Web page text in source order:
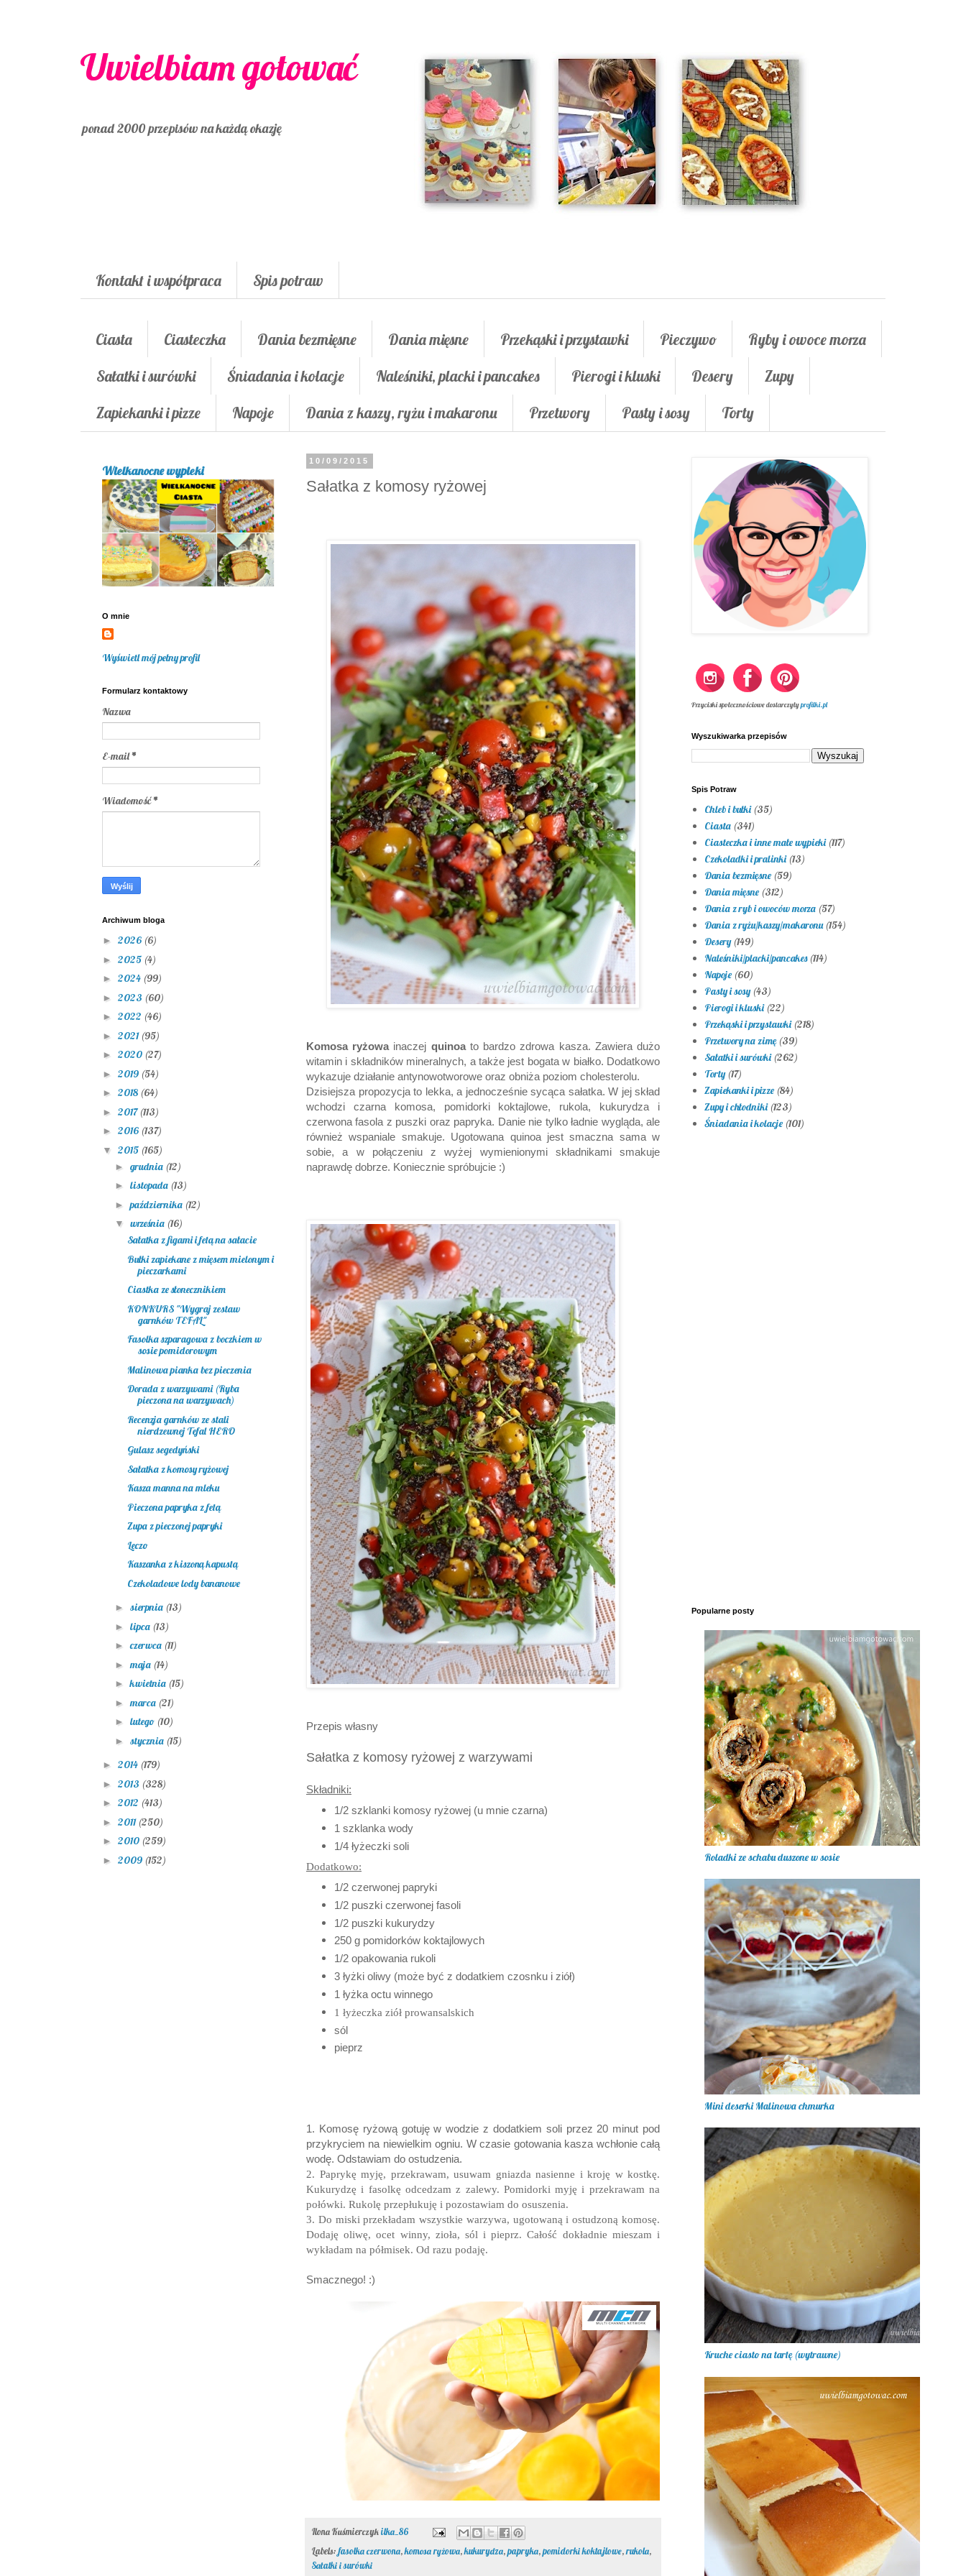
Uwielbiam gotować
ponad 2000 przepisów na każdą okazję
Kontakt i współpraca Spis potraw
Ciasta Ciasteczka Dania bezmięsne Dania mięsne Przekąski i przystawki Pieczywo
Ryby i owoce morza
Sałatki i surówki
Śniadania i kolacje Naleśniki, placki i pancakes Pierogi i kluski Desery
Zupy
Zapiekanki i pizze
Napoje Dania z kaszy, ryżu i makaronu Przetwory Pasty i sosy Torty
10/09/2015
Sałatka z komosy ryżowej
Komosa ryżowa inaczej quinoato bardzo zdrowa kasza. Zawiera dużo
witamin i składników mineralnych, a także jest bogata w białko. Dodatkowo
wykazuje działanie antynowotworowe oraz obniża poziom cholesterolu.
Dzisiejsza propozycja to lekka, a jednocześnie sycąca sałatka. W jej skład
wchodzi czarna komosa, pomidorki koktajlowe, rukola, kukurydza i
czerwona fasola z puszki oraz papryka. Danie nie tylko ładnie wygląda, ale
również wspaniale smakuje. Ugotowana quinoa jest smaczna sama w
sobie, a w połączeniu z wyżej wymienionymi składnikami smakuje
naprawdę dobrze. Koniecznie spróbujcie :)
Przepis własny
Sałatka z komosy ryżowej z warzywami
Składniki:
1/2 szklanki komosy ryżowej (u mnie czarna)
1 szklanka wody
1/4 łyżeczki soli
Dodatkowo:
1/2 czerwonej papryki
1/2 puszki czerwonej fasoli
1/2 puszki kukurydzy
250 g pomidorków koktajlowych
1/2 opakowania rukoli
3 łyżki oliwy (może być z dodatkiem czosnku i ziół)
1 łyżka octu winnego
1 łyżeczka ziół prowansalskich
sól
pieprz
1. Komosę ryżową gotuję w wodzie z dodatkiem soli przez 20 minut pod
przykryciem na niewielkim ogniu. W czasie gotowania kasza wchłonie całą
wodę. Odstawiam do ostudzenia.
2. Paprykę myję, przekrawam, usuwam gniazda nasienne i kroję w kostkę.
Kukurydzę i fasolkę odcedzam z zalewy. Pomidorki myję i przekrawam na
połówki. Rukolę przepłukuję i pozostawiam do osuszenia.
3. Do miski przekładam wszystkie warzywa, ugotowaną i ostudzoną komosę.
Dodaję oliwę, ocet winny, zioła, sól i pieprz. Całość dokładnie mieszam i
wykładam na półmisek. Od razu podaję.
Smacznego! :)
Ilona Kuśmierczykilka_86
Labels:fasolka czerwona,komosa ryżowa,kukurydza,papryka,pomidorki koktajlowe,rukola,
Sałatki i surówki
Wielkanocne wypieki
O mnie
Wyświetl mój pełny profil
Formularz kontaktowy
Nazwa
E-mail*
Wiadomość*
Archiwum bloga
► 2026 (6)
► 2025 (4)
► 2024 (99)
► 2023 (60)
► 2022 (46)
► 2021 (95)
► 2020 (27)
► 2019 (54)
► 2018 (64)
► 2017(113)
► 2016 (137)
▼ 2015 (165)
► grudnia (12)
► listopada (13)
►października (12)
▼ września (16)
Sałatka z figami i fetą na sałacie
Bułki zapiekane z mięsem mielonym i
pieczarkami
Ciastka ze słonecznikiem
KONKURS "Wygraj zestaw
garnków TEFAL"
Fasolka szparagowa z boczkiem w
sosie pomidorowym
Malinowa pianka bez pieczenia
Dorada z warzywami (Ryba
pieczona na warzywach)
Recenzja garnków ze stali
nierdzewnej Tefal HERO
Gulasz segedyński
Sałatka z komosy ryżowej
Kasza manna na mleku
Pieczona papryka z fetą
Zupa z pieczonej papryki
Leczo
Kaszanka z kiszoną kapustą
Czekoladowe lody bananowe
► sierpnia (13)
► lipca (13)
►czerwca (11)
► maja (14)
►kwietnia (15)
► marca (21)
► lutego (10)
► stycznia (15)
► 2014 (179)
► 2013 (328)
► 2012 (413)
► 2011 (250)
► 2010 (259)
► 2009 (152)
Przyciski społecznościowe dostarczyłyprofilki.pl
Wyszukiwarka przepisów
Spis Potraw
Chleb i bułki (35)
Ciasta (341)
Ciasteczka i inne małe wypieki (117)
Czekoladki i pralinki (13)
Dania bezmięsne (59)
Dania mięsne (312)
Dania z ryb i owoców morza (57)
Dania z ryżu/kaszy/makaronu (154)
Desery (149)
Naleśniki/placki/pancakes (114)
Napoje (60)
Pasty i sosy (43)
Pierogi i kluski (22)
Przekąski i przystawki (218)
Przetwory na zimę (39)
Sałatki i surówki (262)
Torty (17)
Zapiekanki i pizze (84)
Zupy i chłodniki (123)
Śniadania i kolacje (101)
Popularne posty
Roladki ze schabu duszone w sosie
Mini deserki Malinowa chmurka
Kruche ciasto na tartę (wytrawne)